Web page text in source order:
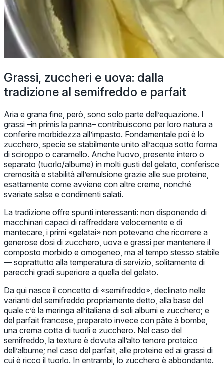
Grassi, zuccheri e uova: dalla
tradizione al semifreddo e parfait
Aria e grana fine, però, sono solo parte dell’equazione. I
grassi –in primis la panna– contribuiscono per loro natura a
conferire morbidezza all’impasto. Fondamentale poi è lo
zucchero, specie se stabilmente unito all’acqua sotto forma
di sciroppo o caramello. Anche l’uovo, presente intero o
separato (tuorlo/albume) in molti gusti del gelato, conferisce
cremosità e stabilità all’emulsione grazie alle sue proteine,
esattamente come avviene con altre creme, nonché
svariate salse e condimenti salati.
La tradizione offre spunti interessanti: non disponendo di
macchinari capaci di raffreddare velocemente e di
mantecare, i primi «gelatai» non potevano che ricorrere a
generose dosi di zucchero, uova e grassi per mantenere il
composto morbido e omogeneo, ma al tempo stesso stabile
–– soprattutto alla temperatura di servizio, solitamente di
parecchi gradi superiore a quella del gelato.
Da qui nasce il concetto di «semifreddo», declinato nelle
varianti del semifreddo propriamente detto, alla base del
quale c’è la meringa all’italiana di soli albumi e zucchero; e
del parfait francese, preparato invece con pâte à bombe,
una crema cotta di tuorli e zucchero. Nel caso del
semifreddo, la texture è dovuta all’alto tenore proteico
dell’albume; nel caso del parfait, alle proteine ed ai grassi di
cui è ricco il tuorlo. In entrambi, lo zucchero è abbondante.